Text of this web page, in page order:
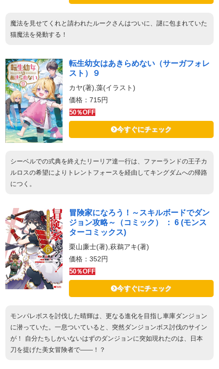
魔法を見せてくれと請われたルークさんはついに、謎に包まれていた
猫魔法を発動する！
転生幼女はあきらめない（サーガフォレ
スト）９
カヤ(著),藻(イラスト)
価格：715円
50％OFF
今すぐにチェック
シーベルでの式典を終えたリーリア達一行は、ファーランドの王子カ
ルロスの希望によりトレントフォースを経由してキングダムへの帰路
につく。
冒険家になろう！～スキルボードでダン
ジョン攻略～（コミック） ： 6 (モンス
ターコミックス)
栗山廉士(著),萩鵜アキ(著)
価格：352円
50％OFF
今すぐにチェック
モンパレボスを討伐した晴輝は、更なる進化を目指し車庫ダンジョン
に潜っていた。一息ついていると、突然ダンジョンボス討伐のサイン
が！ 自分たちしかいないはずのダンジョンに突如現れたのは、日本
刀を提げた美女冒険者で――！？